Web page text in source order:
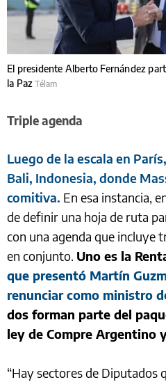
El presidente Alberto Fernández
la PazTélam
Triple agenda
Luego de la escala en
Bali, Indonesia, donde
comitiva. En esa instancia,
de definir una hoja de ruta
con una agenda que incluye
en conjunto. Uno es la
que presentó Martín
renunciar como ministro
dos forman parte del
ley de Compre Argentino
“Hay sectores de Diputados